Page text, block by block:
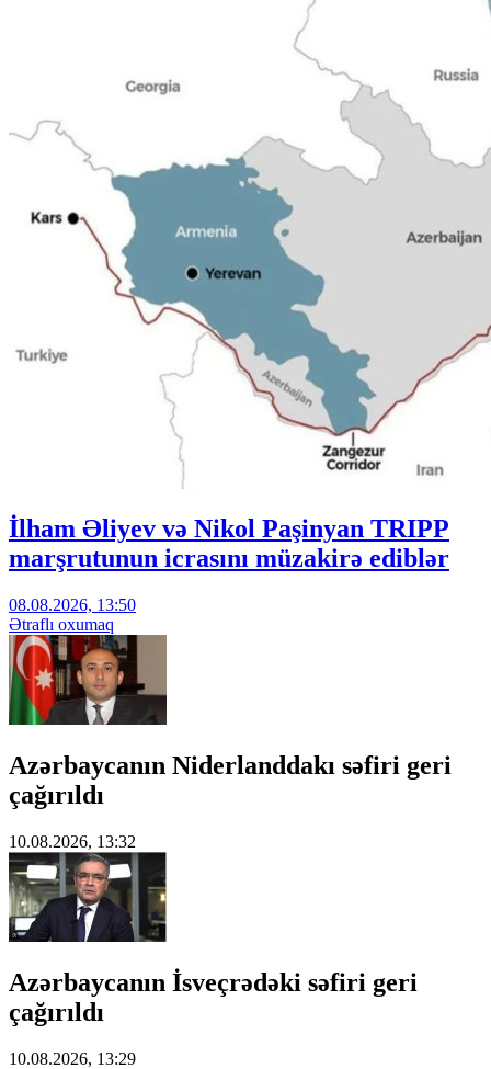
İlham Əliyev və Nikol Paşinyan TRIPP
marşrutunun icrasını müzakirə ediblər
08.08.2026, 13:50
Ətraflı oxumaq
Azərbaycanın Niderlanddakı səfiri geri
çağırıldı
10.08.2026, 13:32
Azərbaycanın İsveçrədəki səfiri geri
çağırıldı
10.08.2026, 13:29